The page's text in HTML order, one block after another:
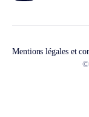
Mentions légales et
©